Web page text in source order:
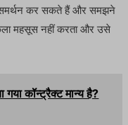
समर्थन कर सकते हैं और समझने
महसूस नहीं करता और उसे
गया कॉन्ट्रैक्ट मान्य है?